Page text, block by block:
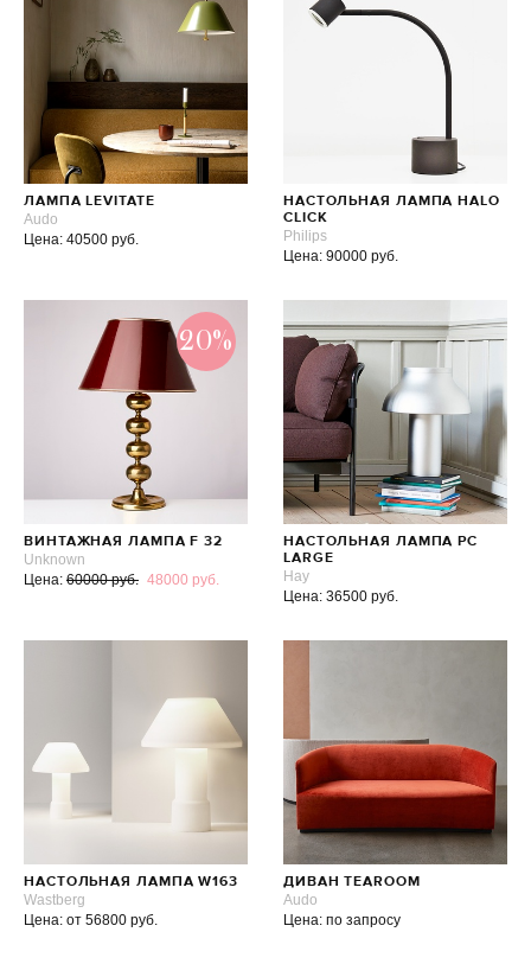
ЛАМПА LEVITATE
Audo
Цена: 40500 руб.
НАСТОЛЬНАЯ ЛАМПА HALO
CLICK
Philips
Цена: 90000 руб.
20%
ВИНТАЖНАЯ ЛАМПА F 32
Unknown
Цена: 60000 руб. 48000 руб.
НАСТОЛЬНАЯ ЛАМПА PC
LARGE
Hay
Цена: 36500 руб.
НАСТОЛЬНАЯ ЛАМПА W163
Wastberg
Цена: от 56800 руб.
ДИВАН TEAROOM
Audo
Цена: по запросу